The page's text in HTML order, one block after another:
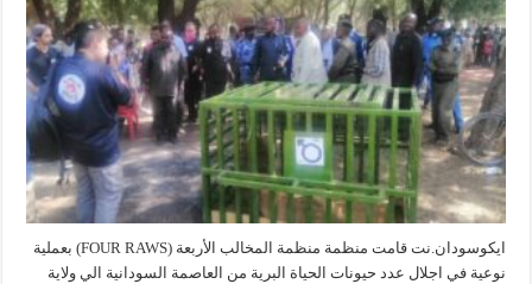
ايكوسودان.نت قامت منظمة منظمة المخالب الأربعة (FOUR RAWS) بعملية
نوعية في اجلال عدد حيونات الحياة البرية من العاصمة السودانية الي ولاية